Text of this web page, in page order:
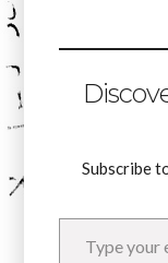
Subscribe
Type your email…